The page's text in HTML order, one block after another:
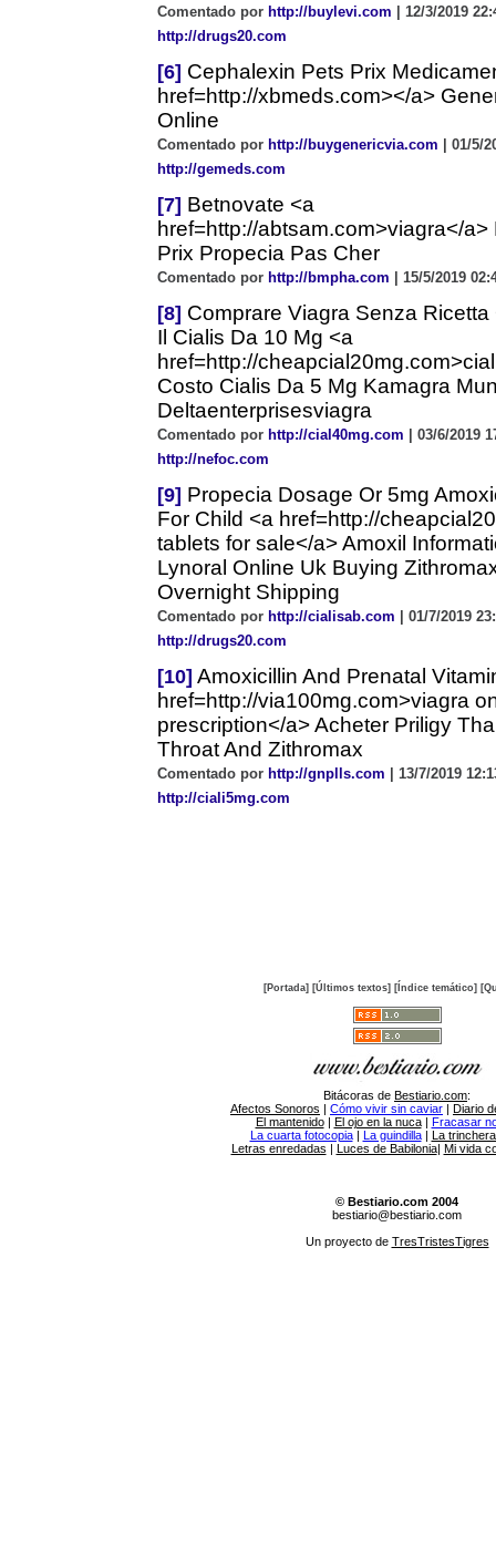
Comentado por http://buylevi.com | 12/3/2019
http://drugs20.com
[6] Cephalexin Pets Prix
href=http://xbmeds.com></a>
Online
Comentado por http://buygenericvia.com | 01/5/
http://gemeds.com
[7] Betnovate <a
href=http://abtsam.com>viagra</
Prix Propecia Pas Cher
Comentado por http://bmpha.com | 15/5/2019
[8] Comprare Viagra Senza
Il Cialis Da 10 Mg <a
href=http://
Costo Cialis Da 5 Mg Kamagra
Deltaenterprisesviagra
Comentado por http://cial40mg.com | 03/6/2019
http://nefoc.com
[9] Propecia Dosage Or 5mg
For Child <a href=http://
tablets for sale</a> Amoxil
Lynoral Online Uk Buying
Overnight Shipping
Comentado por http://cialisab.com | 01/7/2019
http://drugs20.com
[10] Amoxicillin And Prenatal
href=http://via100mg.com>viagra
prescription</a> Acheter Priligy
Throat And Zithromax
Comentado por http://gnplls.com | 13/7/2019
http://ciali5mg.com
[Portada] [Últimos textos] [Índice temático]
Bitácoras de Bestiario.com:
Afectos Sonoros | Cómo vivir sin caviar | Diario
El mantenido| El ojo en la nuca| Fracasar
La cuarta fotocopia| La guindilla| La
Letras enredadas | Luces de Babilonia| Mi vida
© Bestiario.com 2004
bestiario@bestiario.com
Un proyecto de TresTristesTigres